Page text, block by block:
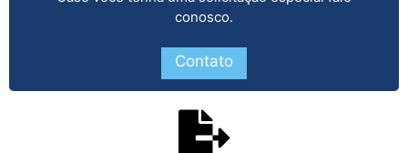
conosco.
Contato